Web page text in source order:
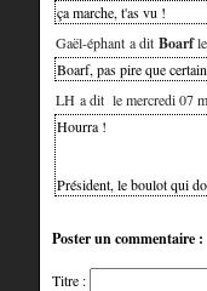
ça marche, t'as vu !
Gaël-éphant a dit Boarfle
Boarf, pas pire que
LH a dit le mercredi 07
Hourra !
Président, le boulot qui
Poster un commentaire :
Titre :